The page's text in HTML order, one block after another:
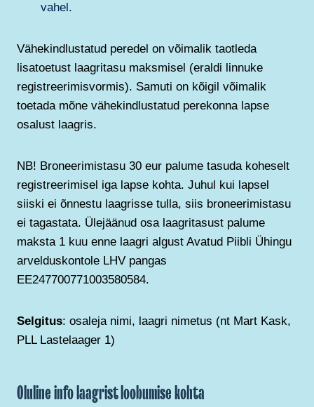
vahel.
Vähekindlustatud peredel on võimalik taotleda
lisatoetust laagritasu maksmisel (eraldi linnuke
registreerimisvormis). Samuti on kõigil võimalik
toetada mõne vähekindlustatud perekonna lapse
osalust laagris.
NB! Broneerimistasu 30 eur palume tasuda koheselt
registreerimisel iga lapse kohta. Juhul kui lapsel
siiski ei õnnestu laagrisse tulla, siis broneerimistasu
ei tagastata. Ülejäänud osa laagritasust palume
maksta 1 kuu enne laagri algust Avatud Piibli Ühingu
arvelduskontole LHV pangas
EE247700771003580584.
Selgitus: osaleja nimi, laagri nimetus (nt Mart Kask,
PLL Lastelaager 1)
Oluline info laagrist loobumise kohta